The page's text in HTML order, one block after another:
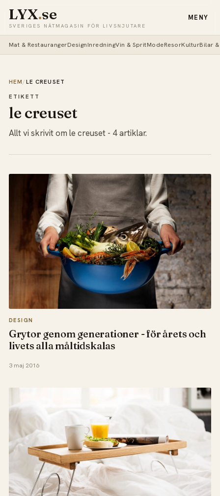
LYX.se
SVERIGES NÄTMAGASIN FÖR LIVSNJUTARE
MENY
Mat & RestaurangerDesignInredningVin & SpritModeResorKulturBilar
HEM / LE CREUSET
ETIKETT
le creuset
Allt vi skrivit om le creuset - 4 artiklar.
DESIGN
Grytor genom generationer - för årets och
livets alla måltidskalas
3 maj 2016